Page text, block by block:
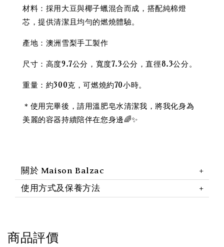
材料：採用大豆與椰子蠟混合而成，搭配純棉燈
芯，提供清潔且均勻的燃燒體驗。
產地：澳洲雪梨手工製作
尺寸：高度9.7公分，寬度7.3公分，直徑8.3公分。
重量：約300克，可燃燒約70小時。
＊使用完畢後，請用溫肥皂水清潔我，將我化身為
美麗的容器持續陪伴在您身邊🌈✨
關於 Maison Balzac
使用方式及保養方法
商品評價